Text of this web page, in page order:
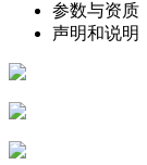
参数与资质
声明和说明